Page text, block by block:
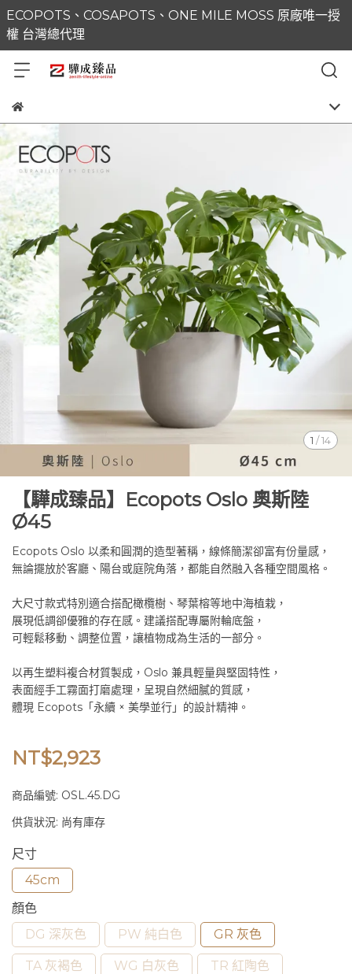
ECOPOTS、COSAPOTS、ONE MILE MOSS 原廠唯一授
權 台灣總代理
1 /14
【驊成臻品】Ecopots Oslo 奧斯陸
Ø45
Ecopots Oslo 以柔和圓潤的造型著稱，線條簡潔卻富有份量感，
無論擺放於客廳、陽台或庭院角落，都能自然融入各種空間風格。
大尺寸款式特別適合搭配橄欖樹、琴葉榕等地中海植栽，
展現低調卻優雅的存在感。建議搭配專屬附輪底盤，
可輕鬆移動、調整位置，讓植物成為生活的一部分。
以再生塑料複合材質製成，Oslo 兼具輕量與堅固特性，
表面經手工霧面打磨處理，呈現自然細膩的質感，
體現 Ecopots「永續 × 美學並行」的設計精神。
NT$2,923
商品編號: OSL.45.DG
供貨狀況: 尚有庫存
尺寸
45cm
顏色
DG 深灰色
PW 純白色 GR 灰色
TA 灰褐色 WG 白灰色 TR 紅陶色